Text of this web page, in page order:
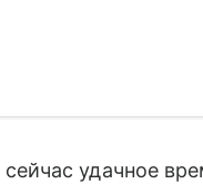
сейчас удачное